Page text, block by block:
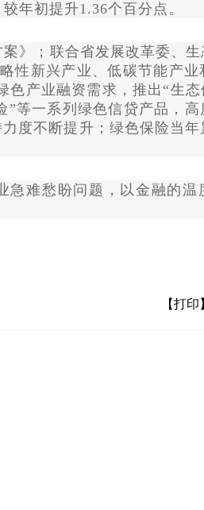
年初提升1.36个百分点。
》；联合省发展改革委、
性新兴产业、低碳节能产业
产业融资需求，推出“生态
”等一系列绿色信贷产品，高
度不断提升；绿色保险当年
急难愁盼问题，以金融的温
【打印